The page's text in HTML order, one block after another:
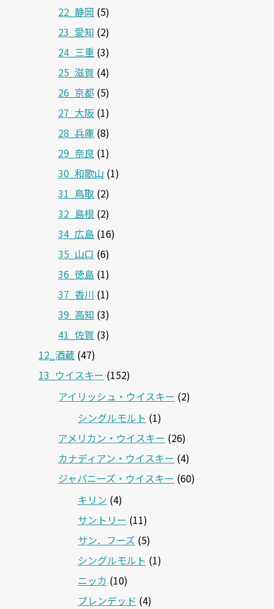
22_静岡 (5)
23_愛知 (2)
24_三重 (3)
25_滋賀 (4)
26_京都 (5)
27_大阪 (1)
28_兵庫 (8)
29_奈良 (1)
30_和歌山 (1)
31_鳥取 (2)
32_島根 (2)
34_広島 (16)
35_山口 (6)
36_徳島 (1)
37_香川 (1)
39_高知 (3)
41_佐賀 (3)
12‗酒蔵 (47)
13_ウイスキー (152)
アイリッシュ・ウイスキー (2)
シングルモルト (1)
アメリカン・ウイスキー (26)
カナディアン・ウイスキー (4)
ジャパニーズ・ウイスキー (60)
キリン (4)
サントリー (11)
サン．フーズ (5)
シングルモルト (1)
ニッカ (10)
ブレンデッド (4)